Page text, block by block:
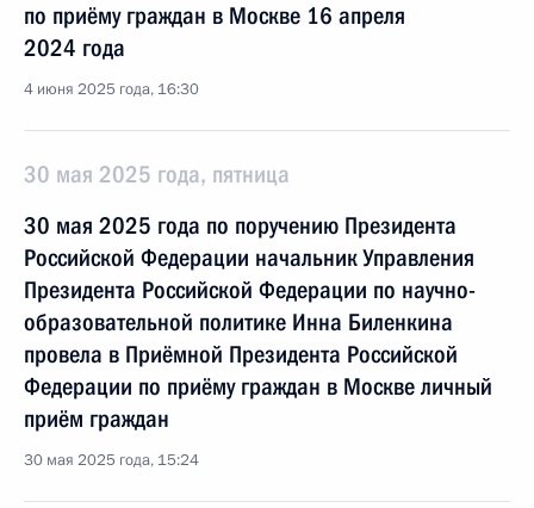
по приёму граждан в Москве 16 апреля
2024 года
4 июня 2025 года, 16:30
30 мая 2025 года, пятница
30 мая 2025 года по поручению Президента
Российской Федерации начальник Управления
Президента Российской Федерации по научно-
образовательной политике Инна Биленкина
провела в Приёмной Президента Российской
Федерации по приёму граждан в Москве личный
приём граждан
30 мая 2025 года, 15:24